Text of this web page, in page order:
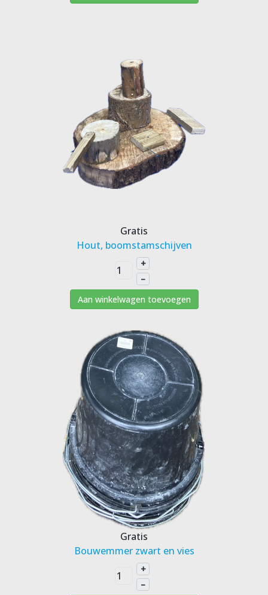
Gratis
Hout, boomstamschijven
+
–
Aan winkelwagen toevoegen
Gratis
Bouwemmer zwart en vies
+
–